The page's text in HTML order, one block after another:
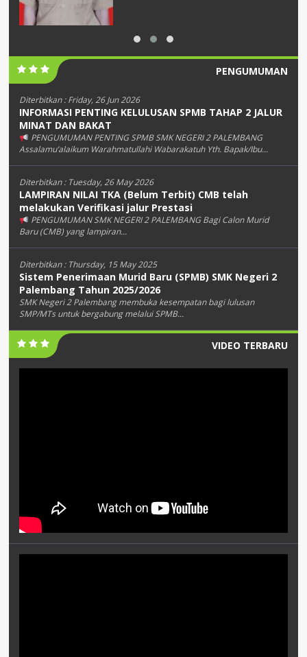
PENGUMUMAN
Diterbitkan :Friday, 26 Jun 2026
INFORMASI PENTING KELULUSAN SPMB TAHAP 2 JALUR
MINAT DAN BAKAT
PENGUMUMAN PENTING SPMB SMK NEGERI 2 PALEMBANG
Assalamu’alaikum Warahmatullahi Wabarakatuh Yth. Bapak/Ibu...
Diterbitkan : Tuesday, 26 May 2026
LAMPIRAN NILAI TKA (Belum Terbit) CMB telah
melakukan Verifikasi jalur Prestasi
PENGUMUMAN SMK NEGERI 2 PALEMBANG Bagi Calon Murid
Baru (CMB) yang lampiran...
Diterbitkan : Thursday, 15 May 2025
Sistem Penerimaan Murid Baru (SPMB) SMK Negeri 2
Palembang Tahun 2025/2026
SMK Negeri 2 Palembang membuka kesempatan bagi lulusan
SMP/MTs untuk bergabung melalui SPMB...
VIDEO TERBARU